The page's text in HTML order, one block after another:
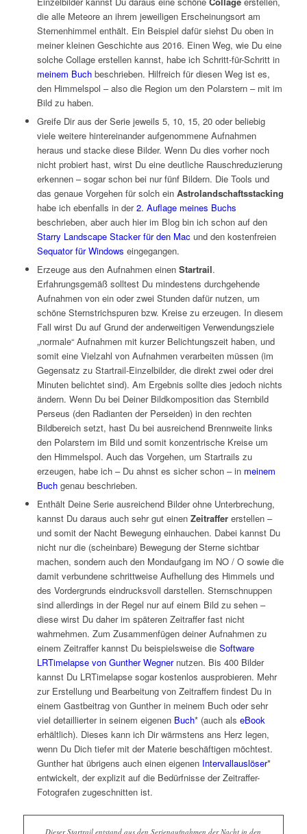
die alle Meteore an ihrem jeweiligen Erscheinungsort am
Sternenhimmel enthält. Ein Beispiel dafür siehst Du oben in
meiner kleinen Geschichte aus 2016. Einen Weg, wie Du eine
solche Collage erstellen kannst, habe ich Schritt-für-Schritt in
meinem Buchbeschrieben. Hilfreich für diesen Weg ist es,
den Himmelspol – also die Region um den Polarstern – mit im
Bild zu haben.
Greife Dir aus der Serie jeweils 5, 10, 15, 20 oder beliebig
viele weitere hintereinander aufgenommene Aufnahmen
heraus und stacke diese Bilder. Wenn Du dies vorher noch
nicht probiert hast, wirst Du eine deutliche Rauschreduzierung
erkennen – sogar schon bei nur fünf Bildern. Die Tools und
das genaue Vorgehen für solch ein Astrolandschaftsstacking
habe ich ebenfalls in der2. Auflage meines Buchs
beschrieben, aber auch hier im Blog bin ich schon auf den
Starry Landscape Stacker für den Mac und den kostenfreien
Sequator für Windows eingegangen.
Erzeuge aus den Aufnahmen einen Startrail.
Erfahrungsgemäß solltest Du mindestens durchgehende
Aufnahmen von ein oder zwei Stunden dafür nutzen, um
schöne Sternstrichspuren bzw. Kreise zu erzeugen. In diesem
Fall wirst Du auf Grund der anderweitigen Verwendungsziele
„normale“ Aufnahmen mit kurzer Belichtungszeit haben, und
somit eine Vielzahl von Aufnahmen verarbeiten müssen (im
Gegensatz zu Startrail-Einzelbilder, die direkt zwei oder drei
Minuten belichtet sind). Am Ergebnis sollte dies jedoch nichts
ändern. Wenn Du bei Deiner Bildkomposition das Sternbild
Perseus (den Radianten der Perseiden) in den rechten
Bildbereich setzt, hast Du bei ausreichend Brennweite links
den Polarstern im Bild und somit konzentrische Kreise um
den Himmelspol. Auch das Vorgehen, um Startrails zu
erzeugen, habe ich – Du ahnst es sicher schon – in meinem
Buchgenau beschrieben.
Enthält Deine Serie ausreichend Bilder ohne Unterbrechung,
kannst Du daraus auch sehr gut einen Zeitraffererstellen –
und somit der Nacht Bewegung einhauchen. Dabei kannst Du
nicht nur die (scheinbare) Bewegung der Sterne sichtbar
machen, sondern auch den Mondaufgang im NO / O sowie die
damit verbundene schrittweise Aufhellung des Himmels und
des Vordergrunds eindrucksvoll darstellen. Sternschnuppen
sind allerdings in der Regel nur auf einem Bild zu sehen –
diese wirst Du daher im späteren Zeitraffer fast nicht
wahrnehmen. Zum Zusammenfügen deiner Aufnahmen zu
einem Zeitraffer kannst Du beispielsweise die Software
LRTimelapse von Gunther Wegnernutzen. Bis 400 Bilder
kannst Du LRTimelapse sogar kostenlos ausprobieren. Mehr
zur Erstellung und Bearbeitung von Zeitraffern findest Du in
einem Gastbeitrag von Gunther in meinem Buch oder sehr
viel detaillierter in seinem eigenen Buch* (auch als eBook
erhältlich). Dieses kann ich Dir wärmstens ans Herz legen,
wenn Du Dich tiefer mit der Materie beschäftigen möchtest.
Gunther hat übrigens auch einen eigenen Intervallauslöser*
entwickelt, der explizit auf die Bedürfnisse der Zeitraffer-
Fotografen zugeschnitten ist.
Dieser Startrail entstand aus den Serienaufnahmen der Nacht in den